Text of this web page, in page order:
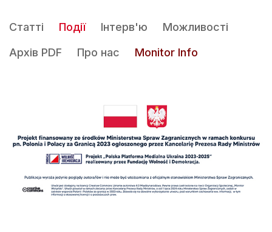
Статті Події Інтерв'ю
Можливості
Архів PDF
Про нас Monitor Info